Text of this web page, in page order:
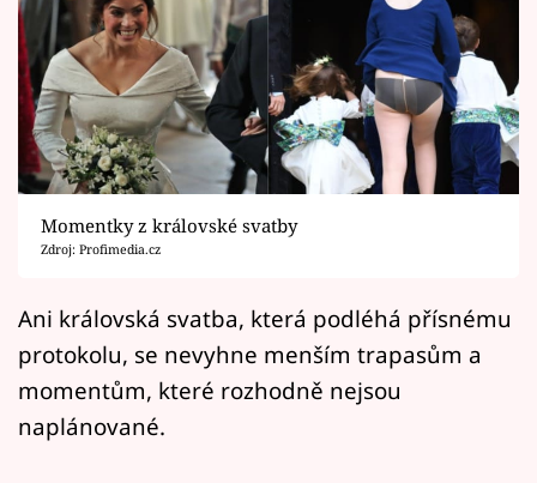
Seriály
Horoskopy
Sledujte prima+
Filmový festival Karlovy Vary
Pořady
Mámy sobě
Přihlášení
Momentky z královské svatby
Zdroj: Profimedia.cz
Ani královská svatba, která podléhá přísnému
protokolu, se nevyhne menším trapasům a
momentům, které rozhodně nejsou
naplánované.